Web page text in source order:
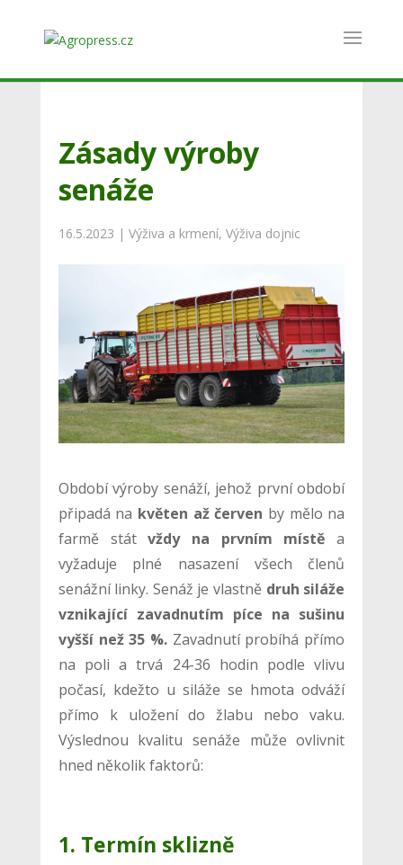
Zásady výroby
senáže
16.5.2023 | Výživa a krmení, Výživa dojnic
Období výroby senáží, jehož první období
připadá na květen až červen by mělo na
farmě státvždy na prvním místě a
vyžaduje plné nasazení všech členů
senážní linky. Senáž je vlastně druh siláže
vznikající zavadnutím píce na sušinu
vyšší než 35 %. Zavadnutí probíhá přímo
na poli a trvá 24-36 hodin podle vlivu
počasí, kdežto u siláže se hmota odváží
přímo k uložení do žlabu nebo vaku.
Výslednou kvalitu senáže může ovlivnit
hned několik faktorů:
1. Termín sklizně